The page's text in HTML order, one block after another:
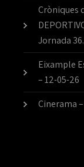
Cròniques
Jornada
Eixample
– 12-05-26
Cinerama